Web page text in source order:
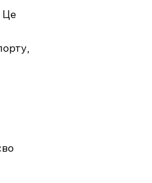
Це